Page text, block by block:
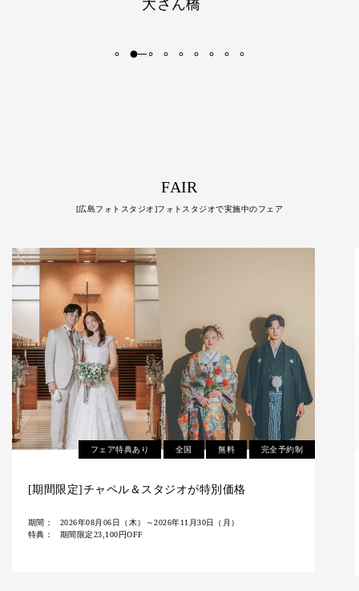
富良野・日の出公園
FAIR
[広島フォトスタジオ]フォトスタジオで実施中のフェア
全国 無料 完全予約制
【8/11(火祝)～16(日)の6日間限定】衣裳試着体験付
期間： 2026年08月03日（月）～2026年08月16日（日）